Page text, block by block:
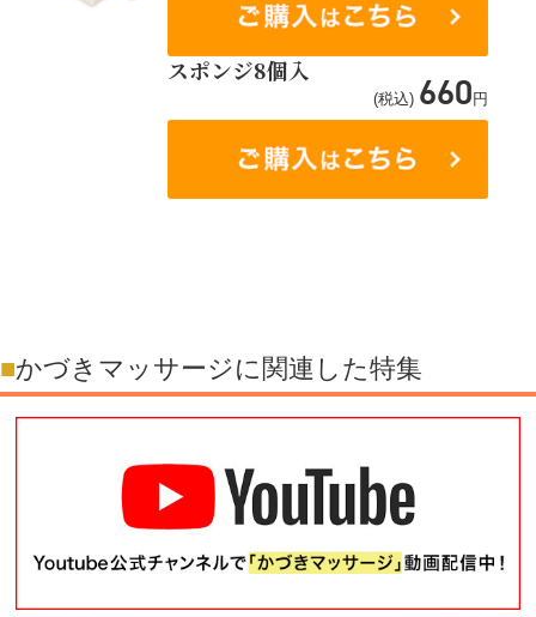
スポンジ8個入
(税込) 660円
かづきマッサージに関連した特集